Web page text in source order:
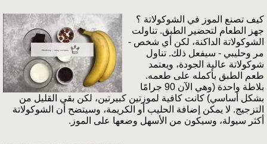
كيف تصنع الموز في الشوكولاتة ؟
جهز الطعام لتحضير الطبق. تناولت
الشوكولاتة الداكنة، لكن أي شخص -
مر وحليبي - سيفعل ذلك. تناول
شوكولاتة عالية الجودة، ويعتمد
طعم الطبق بأكمله على طعمه.
بلاطة واحدة (وهي الآن 90 جرامًا
بشكل أساسي) كانت كافية لموزتين كبيرتين، لكن بقي القليل من
التزجيج. لا يمكن إضافة الحليب أو الكريمة، وسيتضح أن الشوكولاتة
أكثر سيولة، وسيكون من الأسهل وضعها على الموز.